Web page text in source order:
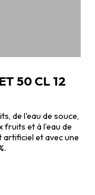
50 CL 12
de l'eau de souce,
et à l’eau de
et avec une